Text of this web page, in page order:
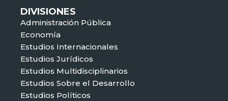
DIVISIONES
Administración Pública
Economía
Estudios Internacionales
Estudios Jurídicos
Estudios Multidisciplinarios
Estudios Sobre el Desarrollo
Estudios Políticos